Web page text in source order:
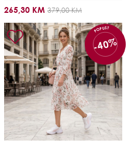
265,30 KM 379,00 KM
POPUST
-40%